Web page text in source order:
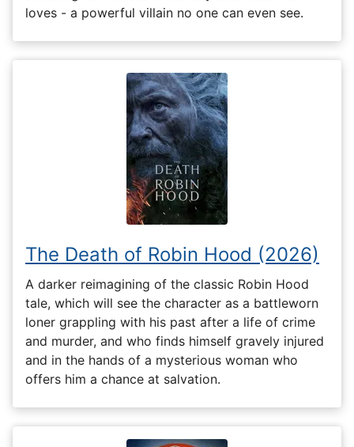
loves - a powerful villain no one can even see.
The Death of Robin Hood (2026)
A darker reimagining of the classic Robin Hood
tale, which will see the character as a battleworn
loner grappling with his past after a life of crime
and murder, and who finds himself gravely injured
and in the hands of a mysterious woman who
offers him a chance at salvation.